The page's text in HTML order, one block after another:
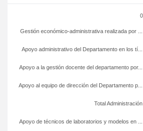
Apoyo de técnicos de laboratorios y modelos en ...
Total Administración
Apoyo al equipo de dirección del Departamento p...
Apoyo a la gestión docente del departamento por...
Apoyo administrativo del Departamento en los tí...
Gestión económico-administrativa realizada por ...